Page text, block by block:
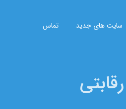
سایت های جدید تماس